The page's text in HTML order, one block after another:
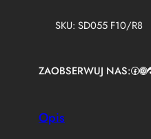
S
C
SKU: SD055 F10/R8
ZAOBSERWUJ NAS:Facebook https://www.instagram.com/tuningbaza.pl https://www.tiktok.com/@tuningbaza.pl
Opis